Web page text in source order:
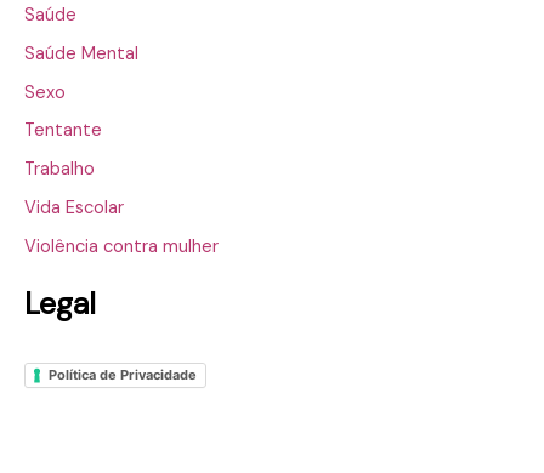
Saúde
Saúde Mental
Sexo
Tentante
Trabalho
Vida Escolar
Violência contra mulher
Legal
Política de Privacidade